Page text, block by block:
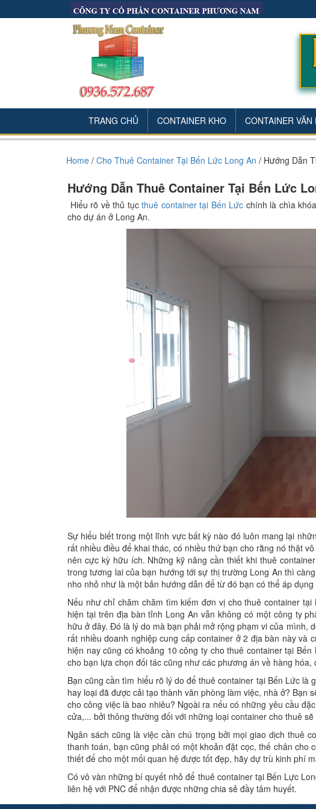
TRANG CHỦ CONTAINER KHO CONTAINER VĂN
Home / Cho Thuê Container Tại Bến Lức Long An / Hướng Dẫn
Hướng Dẫn Thuê Container Tại Bến Lức
Hiểu rõ về thủ tụcthuê container tại Bến Lức chính là chìa
cho dự án ở Long An.
Sự hiểu biết trong một lĩnh vực bất kỳ nào đó luôn mang lại
rất nhiều điều để khai thác, có nhiều thứ bạn cho rằng nó thật
nên cực kỳ hữu ích. Những kỹ năng cần thiết khi thuê
trong tương lai của bạn hướng tới sự thị trường Long An thì
nho nhỏ như là một bản hướng dẫn để từ đó bạn có thể áp
Nếu như chỉ chăm chăm tìm kiếm đơn vị cho thuê container
hiện tại trên địa bàn tỉnh Long An vẫn không có một công ty
hữu ở đây. Đó là lý do mà bạn phải mở rộng phạm vi của mình,
rất nhiều doanh nghiệp cung cấp container ở 2 địa bàn này
hiện nay cũng có khoảng 10 công ty cho thuê container tại
cho bạn lựa chọn đối tác cũng như các phương án về hàng
Bạn cũng cần tìm hiểu rõ lý do để thuê container tại Bến Lức
hay loại đã được cải tạo thành văn phòng làm việc, nhà ở?
cho công việc là bao nhiêu? Ngoài ra nếu có những yêu cầu
cửa,... bởi thông thường đối với những loại container cho thuê
Ngân sách cũng là việc cần chú trọng bởi mọi giao dịch thuê
thanh toán, bạn cũng phải có một khoản đặt cọc, thế chân
thiết để cho một mối quan hệ được tốt đẹp, hãy dự trù kinh phí
Có vô vàn những bí quyết nhỏ để thuê container tại Bến Lực
liên hệ với PNC để nhận được những chia sẻ đầy tâm huyết.